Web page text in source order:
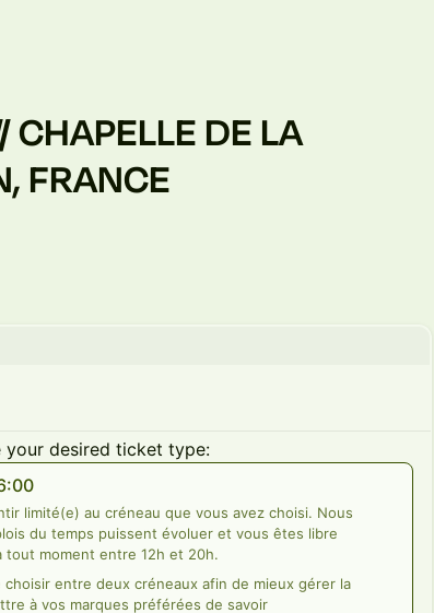
CHAPELLE DE LA
FRANCE
your desired ticket type:
limité(e) au créneau que vous avez choisi. Nous
du temps puissent évoluer et vous êtes libre
tout moment entre 12h et 20h.
entre deux créneaux afin de mieux gérer la
à vos marques préférées de savoir